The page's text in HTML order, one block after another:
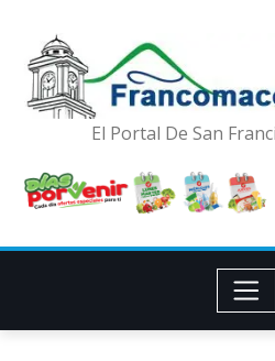
El Portal De San